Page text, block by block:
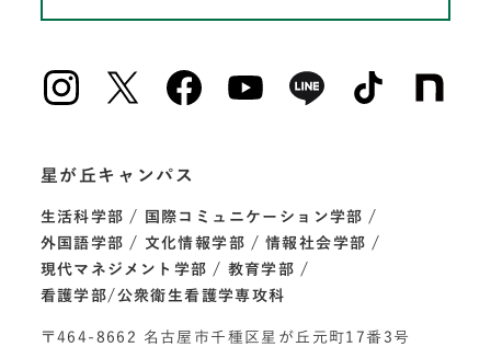
星が丘キャンパス
生活科学部
国際コミュニケーション学部
外国語学部
文化情報学部
情報社会学部
現代マネジメント学部
教育学部
看護学部/公衆衛生看護学専攻科
〒464-8662 名古屋市千種区星が丘元町17番3号